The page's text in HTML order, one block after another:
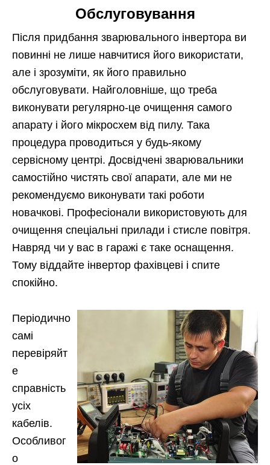
Обслуговування
Після придбання зварювального інвертора ви
повинні не лише навчитися його використати,
але і зрозуміти, як його правильно
обслуговувати. Найголовніше, що треба
виконувати регулярно-це очищення самого
апарату і його мікросхем від пилу. Така
процедура проводиться у будь-якому
сервісному центрі. Досвідчені зварювальники
самостійно чистять свої апарати, але ми не
рекомендуємо виконувати такі роботи
новачкові. Професіонали використовують для
очищення спеціальні прилади і стисле повітря.
Навряд чи у вас в гаражі є таке оснащення.
Тому віддайте інвертор фахівцеві і спите
спокійно.
Періодично
самі
перевіряйт
е
справність
усіх
кабелів.
Особливог
о